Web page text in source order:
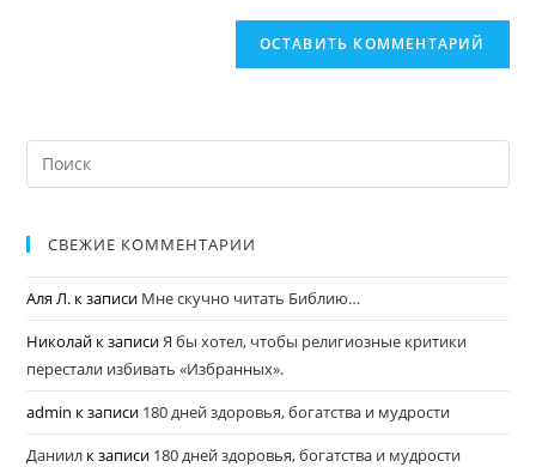
СВЕЖИЕ КОММЕНТАРИИ
Аля Л. к записи Мне скучно читать Библию…
Николай к записиЯ бы хотел, чтобы религиозные критики
перестали избивать «Избранных».
admin к записи 180 дней здоровья, богатства и мудрости
Даниил к записи 180 дней здоровья, богатства и мудрости